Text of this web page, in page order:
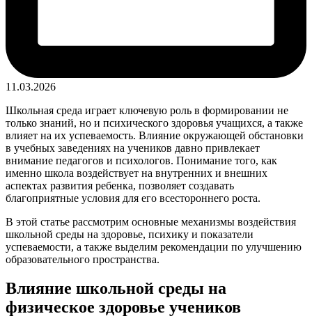
11.03.2026
Школьная среда играет ключевую роль в формировании не
только знаний, но и психического здоровья учащихся, а также
влияет на их успеваемость. Влияние окружающей обстановки
в учебных заведениях на учеников давно привлекает
внимание педагогов и психологов. Понимание того, как
именно школа воздействует на внутренних и внешних
аспектах развития ребенка, позволяет создавать
благоприятные условия для его всестороннего роста.
В этой статье рассмотрим основные механизмы воздействия
школьной среды на здоровье, психику и показатели
успеваемости, а также выделим рекомендации по улучшению
образовательного пространства.
Влияние школьной среды на
физическое здоровье учеников